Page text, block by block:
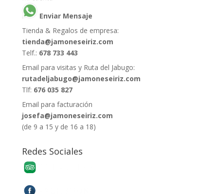
Enviar Mensaje
Tienda & Regalos de empresa:
tienda@jamoneseiriz.com
Telf.: 678 733 443
Email para visitas y Ruta del Jabugo:
rutadeljabugo@jamoneseiriz.com
Tlf: 676 035 827
Email para facturación
josefa@jamoneseiriz.com
(de 9 a 15 y de 16 a 18)
Redes Sociales